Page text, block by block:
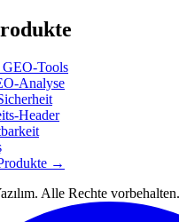
Tools
Analyse
Header
→
Alle Rechte vorbehalten.